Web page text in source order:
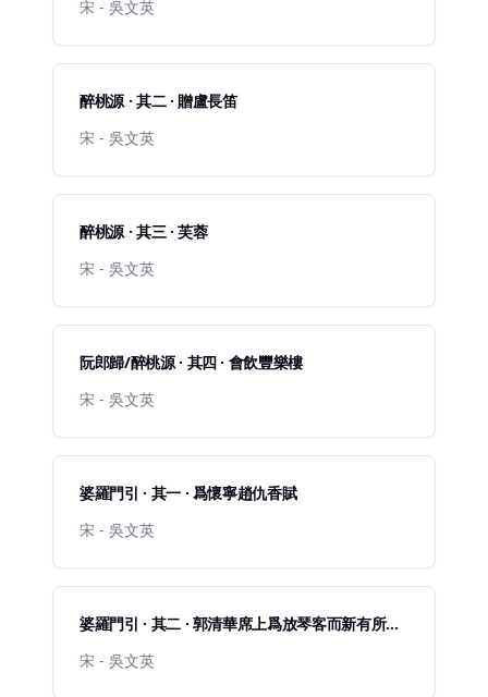
宋 - 吳文英
醉桃源 · 其二 · 贈盧長笛
宋 - 吳文英
醉桃源 · 其三 · 芙蓉
宋 - 吳文英
阮郎歸/醉桃源 · 其四 · 會飲豐樂樓
宋 - 吳文英
婆羅門引 · 其一 · 爲懷寧趙仇香賦
宋 - 吳文英
婆羅門引 · 其二 · 郭清華席上爲放琴客而新有所
宋 - 吳文英